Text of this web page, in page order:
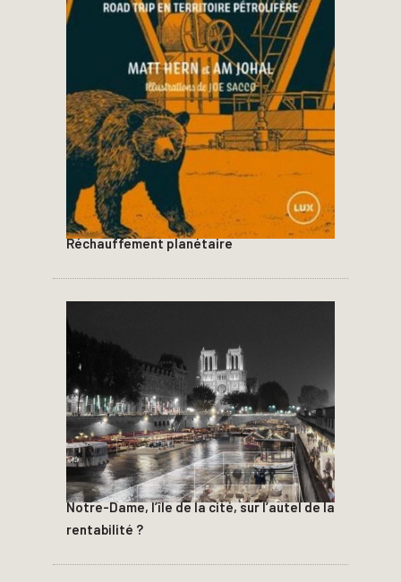
Réchauffement planétaire
Notre-Dame, l’île de la cité, sur l’autel de la
rentabilité ?